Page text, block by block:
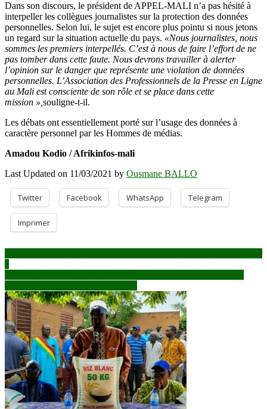
Dans son discours, le président de APPEL-MALI n’a pas hésité à
interpeller les collègues journalistes sur la protection des données
personnelles. Selon lui, le sujet est encore plus pointu si nous jetons
un regard sur la situation actuelle du pays. «Nous journalistes, nous
sommes les premiers interpellés. C’est à nous de faire l’effort de ne
pas tomber dans cette faute. Nous devrons travailler à alerter
l’opinion sur le danger que représente une violation de données
personnelles. L’Association des Professionnels de la Presse en Ligne
au Mali est consciente de son rôle et se place dans cette
mission », souligne-t-il.
Les débats ont essentiellement porté sur l’usage des données à
caractère personnel par les Hommes de médias.
Amadou Kodio / Afrikinfos-mali
Last Updated on 11/03/2021 by Ousmane BALLO
Twitter Facebook WhatsApp Telegram
Imprimer
Navigation
de
l’article